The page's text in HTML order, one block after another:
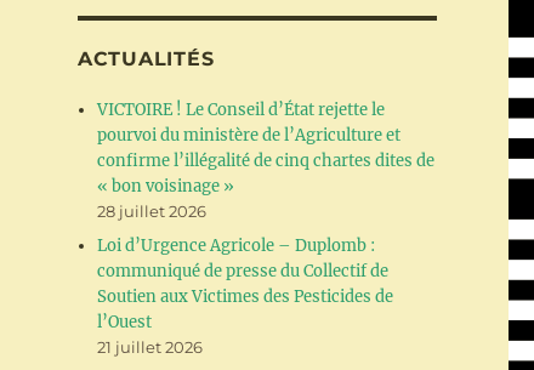
ACTUALITÉS
VICTOIRE ! Le Conseil d’État rejette le
pourvoi du ministère de l’Agriculture et
confirme l’illégalité de cinq chartes dites de
« bon voisinage »
28 juillet 2026
Loi d’Urgence Agricole – Duplomb :
communiqué de presse du Collectif de
Soutien aux Victimes des Pesticides de
l’Ouest
21 juillet 2026